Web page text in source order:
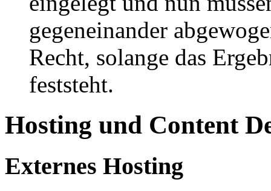
gegeneinander
Recht, solange das
feststeht.
Hosting und Content
Externes Hosting